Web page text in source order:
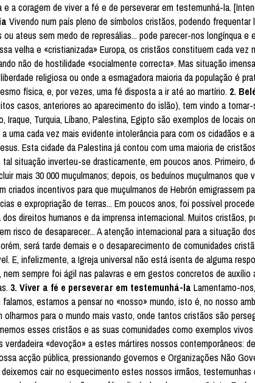
a coragem de viver a fé e de perseverar em testemunhá-la.
Vivendo num país pleno de símbolos cristãos, podendo frequentar
ateus sem medo de represálias... pode parecer-nos longínqua e
velha e «cristianizada» Europa, os cristãos constituem cada vez
não de hostilidade «socialmente correcta». Mas situação
religiosa ou onde a esmagadora maioria da população é
física, e, por vezes, uma fé disposta a ir até ao martírio. 2.
casos, anteriores ao aparecimento do islão), tem vindo a
Turquia, Líbano, Palestina, Egipto são exemplos de locais
cada vez mais evidente intolerância para com os cidadãos e
Esta cidade da Palestina já contou com uma maioria de
situação inverteu-se drasticamente, em poucos anos. Primeiro,
mais 30 000 muçulmanos; depois, os beduínos muçulmanos que
incentivos para que muçulmanos de Hebrón emigrassem
e expropriação de terras... Em poucos anos, foi possível
direitos humanos e da imprensa internacional. Muitos cristãos,
risco de desaparecer... A atenção internacional para a situação
será tarde demais e o desaparecimento de comunidades
E, infelizmente, a Igreja universal não está isenta de alguma
sempre foi ágil nas palavras e em gestos concretos de auxílio
3. Viver a fé e perseverar em testemunhá-la Lamentamo-
estamos a pensar no «nosso» mundo, isto é, no nosso
para o mundo mais vasto, onde tantos cristãos são
esses cristãos e as suas comunidades como exemplos vivos
«devoção» a estes mártires nossos contemporâneos:
acção pública, pressionando governos e Organizações Não
cair no esquecimento estes nossos irmãos,